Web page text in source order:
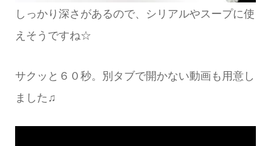
しっかり深さがあるので、シリアルやスープに使
えそうですね☆
サクッと６０秒。別タブで開かない動画も用意し
ました♫